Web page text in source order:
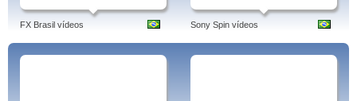
FX Brasil vídeos Sony Spin vídeos